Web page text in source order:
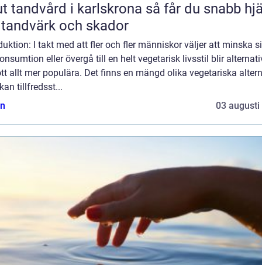
i karlskrona så får du snabb hjälp
och skador
I takt med att fler och fler människor väljer att minska
eller övergå till en helt vegetarisk livsstil blir
allt mer populära. Det finns en mängd olika vegetariska
tillfredsst...
03 augusti